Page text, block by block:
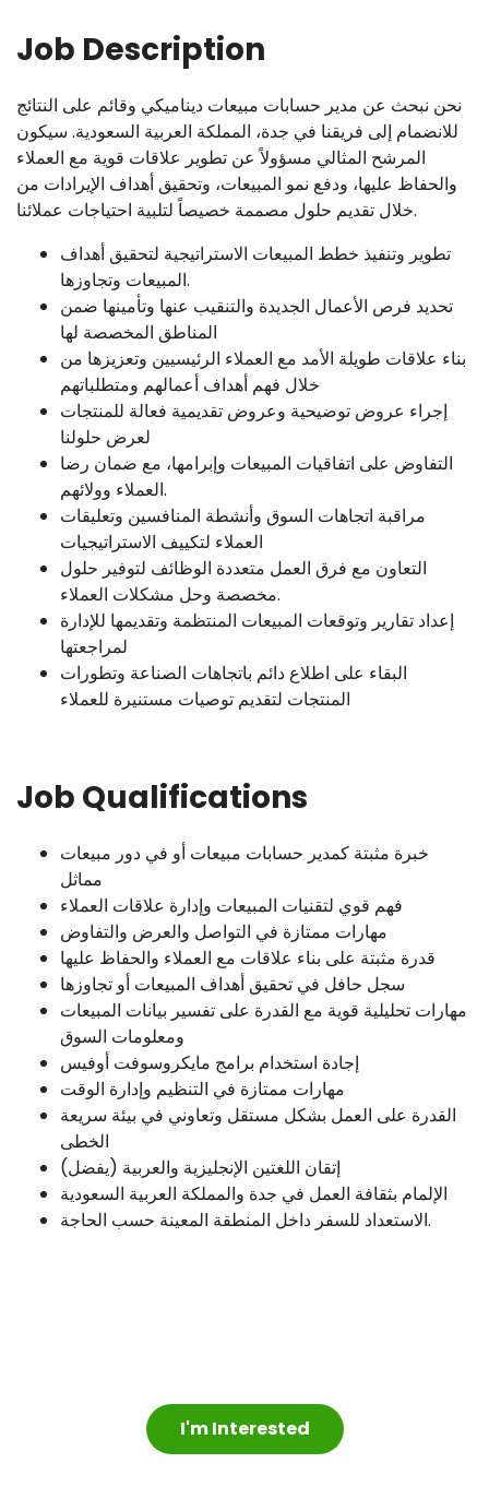
Job Description
نحن نبحث عن مدير حسابات مبيعات ديناميكي وقائم على النتائج
للانضمام إلى فريقنا في جدة، المملكة العربية السعودية. سيكون
المرشح المثالي مسؤولاً عن تطوير علاقات قوية مع العملاء
والحفاظ عليها، ودفع نمو المبيعات، وتحقيق أهداف الإيرادات من
خلال تقديم حلول مصممة خصيصاً لتلبية احتياجات عملائنا.
تطوير وتنفيذ خطط المبيعات الاستراتيجية لتحقيق أهداف
المبيعات وتجاوزها.
تحديد فرص الأعمال الجديدة والتنقيب عنها وتأمينها ضمن
المناطق المخصصة لها
بناء علاقات طويلة الأمد مع العملاء الرئيسيين وتعزيزها من
خلال فهم أهداف أعمالهم ومتطلباتهم
إجراء عروض توضيحية وعروض تقديمية فعالة للمنتجات
لعرض حلولنا
التفاوض على اتفاقيات المبيعات وإبرامها، مع ضمان رضا
العملاء وولائهم.
مراقبة اتجاهات السوق وأنشطة المنافسين وتعليقات
العملاء لتكييف الاستراتيجيات
التعاون مع فرق العمل متعددة الوظائف لتوفير حلول
مخصصة وحل مشكلات العملاء.
إعداد تقارير وتوقعات المبيعات المنتظمة وتقديمها للإدارة
لمراجعتها
البقاء على اطلاع دائم باتجاهات الصناعة وتطورات
المنتجات لتقديم توصيات مستنيرة للعملاء
Job Qualifications
خبرة مثبتة كمدير حسابات مبيعات أو في دور مبيعات
مماثل
فهم قوي لتقنيات المبيعات وإدارة علاقات العملاء
مهارات ممتازة في التواصل والعرض والتفاوض
قدرة مثبتة على بناء علاقات مع العملاء والحفاظ عليها
سجل حافل في تحقيق أهداف المبيعات أو تجاوزها
مهارات تحليلية قوية مع القدرة على تفسير بيانات المبيعات
ومعلومات السوق
إجادة استخدام برامج مايكروسوفت أوفيس
مهارات ممتازة في التنظيم وإدارة الوقت
القدرة على العمل بشكل مستقل وتعاوني في بيئة سريعة
الخطى
إتقان اللغتين الإنجليزية والعربية (يفضل)
الإلمام بثقافة العمل في جدة والمملكة العربية السعودية
الاستعداد للسفر داخل المنطقة المعينة حسب الحاجة.
I'm Interested